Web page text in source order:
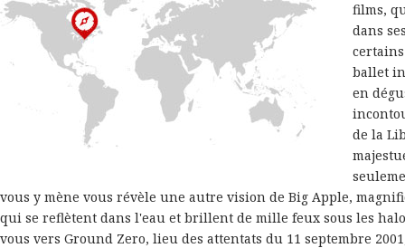
films,
dans
ballet
en
de la
vous y mène vous révèle une autre vision de Big Apple,
qui se reflètent dans l'eau et brillent de mille feux sous les
vous vers Ground Zero, lieu des attentats du 11 septembre